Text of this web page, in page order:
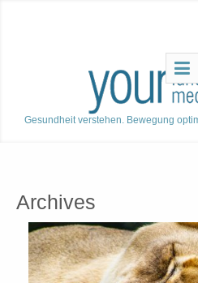
Gesundheit verstehen. Bewegung
Archives